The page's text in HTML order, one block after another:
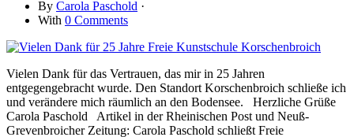
By Carola Paschold ·
With 0 Comments
Vielen Dank für das Vertrauen, das mir in 25 Jahren
entgegengebracht wurde. Den Standort Korschenbroich schließe ich
und verändere mich räumlich an den Bodensee. Herzliche Grüße
Carola Paschold Artikel in der Rheinischen Post und Neuß-
Grevenbroicher Zeitung: Carola Paschold schließt Freie